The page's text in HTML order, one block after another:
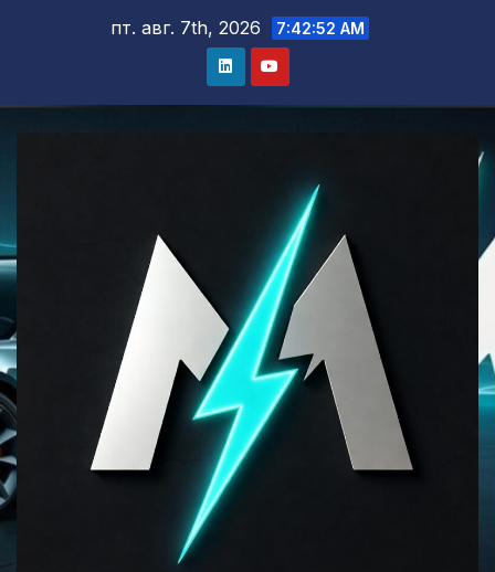
пт. авг. 7th, 2026 7:42:52 AM